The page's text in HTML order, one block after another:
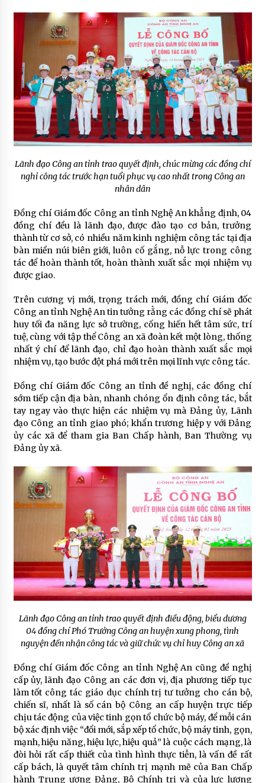
Lãnh đạo Công an tỉnh trao quyết định, chúc mừng các đồng chí
nghỉ công tác trước hạn tuổi phục vụ cao nhất trong Công an
nhân dân
Đồng chí Giám đốc Công an tỉnh Nghệ An khẳng định, 04
đồng chí đều là lãnh đạo, được đào tạo cơ bản, trưởng
thành từ cơ sở, có nhiều năm kinh nghiệm công tác tại địa
bàn miền núi biên giới, luôn cố gắng, nỗ lực trong công
tác để hoàn thành tốt, hoàn thành xuất sắc mọi nhiệm vụ
được giao.
Trên cương vị mới, trọng trách mới, đồng chí Giám đốc
Công an tỉnh Nghệ An tin tưởng rằng các đồng chí sẽ phát
huy tối đa năng lực sở trường, cống hiến hết tâm sức, trí
tuệ, cùng với tập thể Công an xã đoàn kết một lòng, thống
nhất ý chí để lãnh đạo, chỉ đạo hoàn thành xuất sắc mọi
nhiệm vụ, tạo bước đột phá mới trên mọi lĩnh vực công tác.
Đồng chí Giám đốc Công an tỉnh đề nghị, các đồng chí
sớm tiếp cận địa bàn, nhanh chóng ổn định công tác, bắt
tay ngay vào thực hiện các nhiệm vụ mà Đảng ủy, Lãnh
đạo Công an tỉnh giao phó; khẩn trương hiệp y với Đảng
ủy các xã để tham gia Ban Chấp hành, Ban Thường vụ
Đảng ủy xã.
Lãnh đạo Công an tỉnh trao quyết định điều động, biểu dương
04 đồng chí Phó Trưởng Công an huyện xung phong, tình
nguyện đến nhận công tác và giữ chức vụ chỉ huy Công an xã
Đồng chí Giám đốc Công an tỉnh Nghệ An cũng đề nghị
cấp ủy, lãnh đạo Công an các đơn vị, địa phương tiếp tục
làm tốt công tác giáo dục chính trị tư tưởng cho cán bộ,
chiến sĩ, nhất là số cán bộ Công an cấp huyện trực tiếp
chịu tác động của việc tinh gọn tổ chức bộ máy, để mỗi cán
bộ xác định việc “đổi mới, sắp xếp tổ chức, bộ máy tinh, gọn,
mạnh, hiệu năng, hiệu lực, hiệu quả” là cuộc cách mạng, là
đòi hỏi rất cấp thiết của tình hình thực tiễn, là vấn đề rất
cấp bách, là quyết tâm chính trị mạnh mẽ của Ban Chấp
hành Trung ương Đảng, Bộ Chính trị và của lực lượng